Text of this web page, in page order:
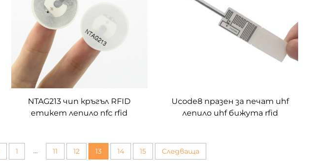
NTAG213 чип кръгъл RFID
етикет лепило nfc rfid
Ucode8 празен за печат uhf
лепило uhf бижута rfid
1 ... 11 12 13 14 15 Следваща